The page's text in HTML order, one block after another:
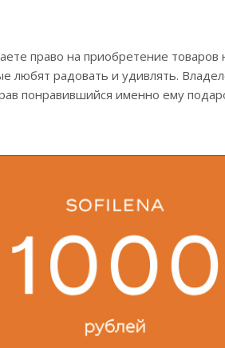
право на приобретение товаров
радовать и удивлять.
понравившийся именно ему